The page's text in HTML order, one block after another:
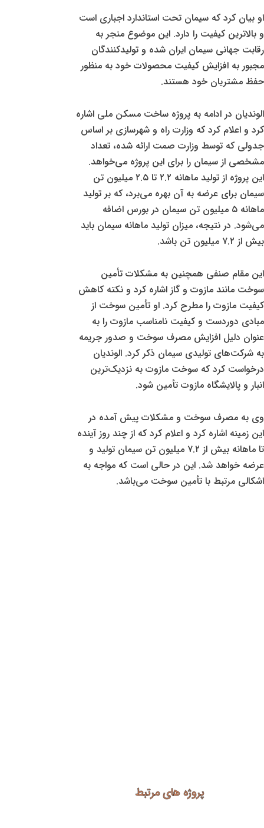
او بیان کرد که سیمان تحت استاندارد اجباری است
و بالاترین کیفیت را دارد. این موضوع منجر به
رقابت جهانی سیمان ایران شده و تولیدکنندگان
مجبور به افزایش کیفیت محصولات خود به منظور
حفظ مشتریان خود هستند.
الوندیان در ادامه به پروژه ساخت مسکن ملی اشاره
کرد و اعلام کرد که وزارت راه و شهرسازی بر اساس
جدولی که توسط وزارت صمت ارائه شده، تعداد
مشخصی از سیمان را برای این پروژه می‌خواهد.
این پروژه از تولید ماهانه ۲.۲ تا ۲.۵ میلیون تن
سیمان برای عرضه به آن بهره می‌برد، که بر تولید
ماهانه ۵ میلیون تن سیمان در بورس اضافه
می‌شود. در نتیجه، میزان تولید ماهانه سیمان باید
بیش از ۷.۲ میلیون تن باشد.
این مقام صنفی همچنین به مشکلات تأمین
سوخت مانند مازوت و گاز اشاره کرد و نکته کاهش
کیفیت مازوت را مطرح کرد. او تأمین سوخت از
مبادی دوردست و کیفیت نامناسب مازوت را به
عنوان دلیل افزایش مصرف سوخت و صدور جریمه
به شرکت‌های تولیدی سیمان ذکر کرد. الوندیان
درخواست کرد که سوخت مازوت به نزدیک‌ترین
انبار و پالایشگاه مازوت تأمین شود.
وی به مصرف سوخت و مشکلات پیش آمده در
این زمینه اشاره کرد و اعلام کرد که از چند روز آینده
تا ماهانه بیش از ۷.۲ میلیون تن سیمان تولید و
عرضه خواهد شد. این در حالی است که مواجه به
اشکالی مرتبط با تأمین سوخت می‌باشد.
پروژه های مرتبط